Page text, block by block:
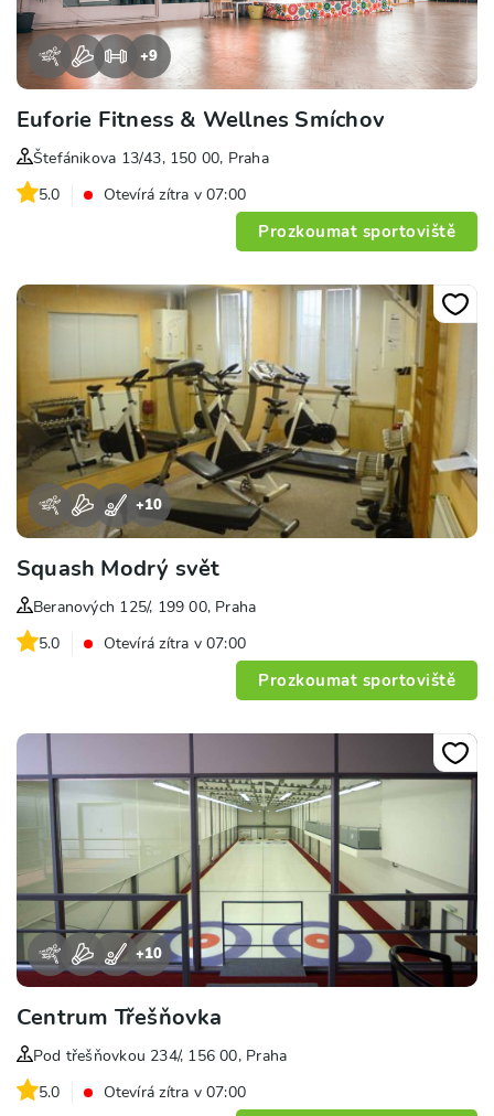
+9
Euforie Fitness & Wellnes Smíchov
Štefánikova 13/43, 150 00, Praha
5.0
Otevírá zítra v 07:00
Prozkoumat sportoviště
+10
Squash Modrý svět
Beranových 125/, 199 00, Praha
5.0
Otevírá zítra v 07:00
Prozkoumat sportoviště
+10
Centrum Třešňovka
Pod třešňovkou 234/, 156 00, Praha
5.0
Otevírá zítra v 07:00